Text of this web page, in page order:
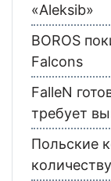
«Aleksib»
BOROS
Falcons
FalleN
требует
Польские